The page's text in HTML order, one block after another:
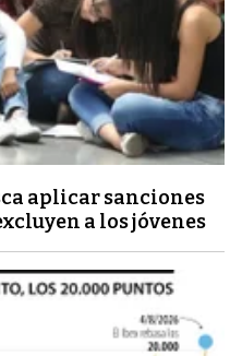
aplicar sanciones
a los jóvenes